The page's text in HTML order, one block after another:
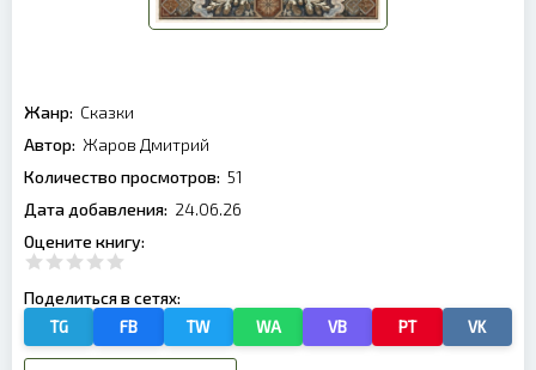
Жанр: Сказки
Автор: Жаров Дмитрий
Количество просмотров: 51
Дата добавления: 24.06.26
Оцените книгу:
Поделиться в сетях:
TG FB TW WA VB PT VK